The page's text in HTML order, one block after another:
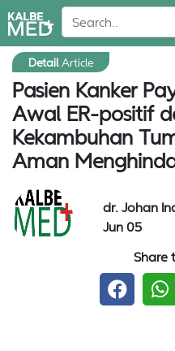
DetailArticle
Pasien Kanker
Awal ER-positif
Kekambuhan
Aman
dr. Johan
Jun 05
Share